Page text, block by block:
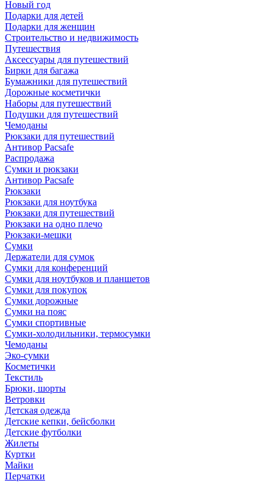
Новый год
Подарки для детей
Подарки для женщин
Строительство и недвижимость
Путешествия
Аксессуары для путешествий
Бирки для багажа
Бумажники для путешествий
Дорожные косметички
Наборы для путешествий
Подушки для путешествий
Чемоданы
Рюкзаки для путешествий
Антивор Pacsafe
Распродажа
Сумки и рюкзаки
Антивор Pacsafe
Рюкзаки
Рюкзаки для ноутбука
Рюкзаки для путешествий
Рюкзаки на одно плечо
Рюкзаки-мешки
Сумки
Держатели для сумок
Сумки для конференций
Сумки для ноутбуков и планшетов
Сумки для покупок
Сумки дорожные
Сумки на пояс
Сумки спортивные
Сумки-холодильники, термосумки
Чемоданы
Эко-сумки
Косметички
Текстиль
Брюки, шорты
Ветровки
Детская одежда
Детские кепки, бейсболки
Детские футболки
Жилеты
Куртки
Майки
Перчатки